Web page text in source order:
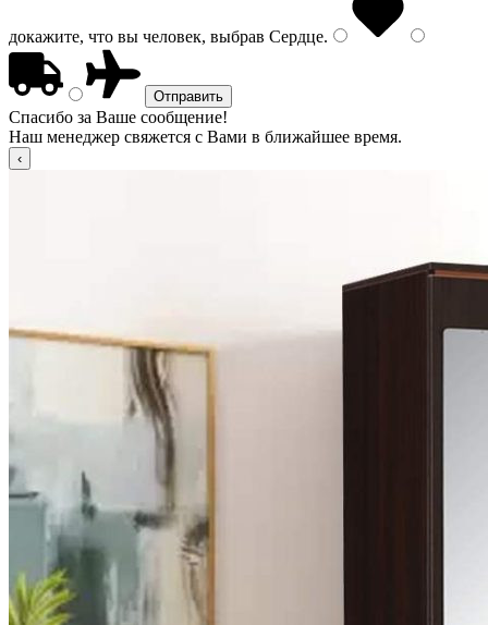
докажите, что вы человек, выбрав Сердце.
Спасибо за Ваше сообщение!
Наш менеджер свяжется с Вами в ближайшее время.